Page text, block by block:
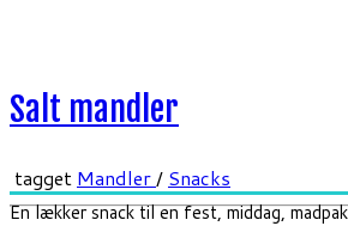
En lækker snack til en fest, middag,
Salt mandler
tagget Mandler/ Snacks